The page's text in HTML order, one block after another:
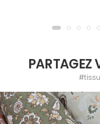
PARTAGEZ